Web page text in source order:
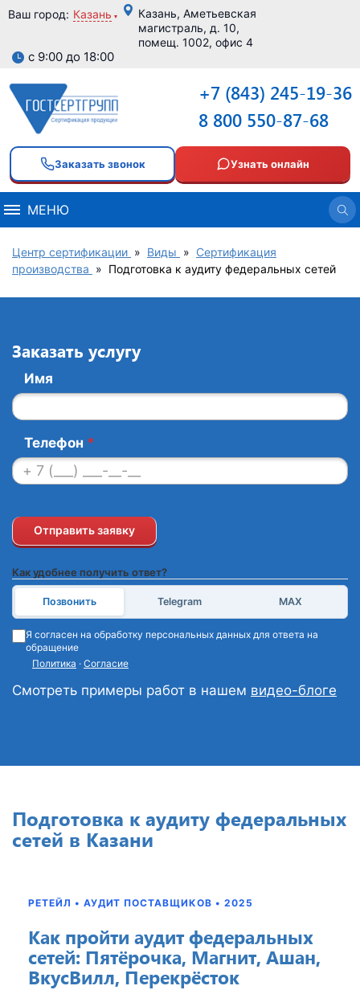
Ваш город: Казань
Казань, Аметьевская
магистраль, д. 10,
помещ. 1002, офис 4
с 9:00 до 18:00
+7 (843) 245-19-36
8 800 550-87-68
Заказать звонок Узнать онлайн
МЕНЮ
Центр сертификации » Виды » Сертификация
производства » Подготовка к аудиту федеральных сетей
Заказать услугу
Имя
Телефон *
Отправить заявку
Как удобнее получить ответ?
Позвонить Telegram MAX
Я согласен на обработку персональных данных для ответа на
обращение
Политика · Согласие
Смотреть примеры работ в нашем видео-блоге
Подготовка к аудиту федеральных
сетей в Казани
РЕТЕЙЛ • АУДИТ ПОСТАВЩИКОВ • 2025
Как пройти аудит федеральных
сетей: Пятёрочка, Магнит, Ашан,
ВкусВилл, Перекрёсток